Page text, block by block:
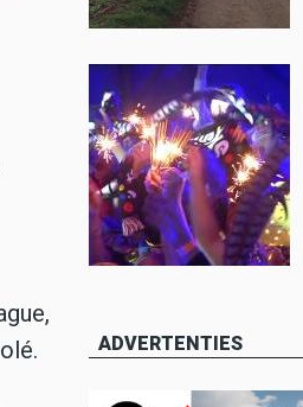
ADVERTENTIES